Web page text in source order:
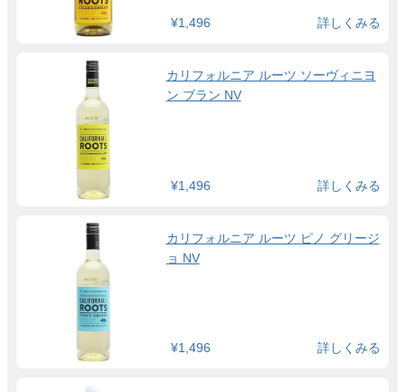
¥1,496 詳しくみる
カリフォルニア ルーツ ソーヴィニヨ
ン ブラン NV
¥1,496 詳しくみる
カリフォルニア ルーツ ピノ グリージ
ョ NV
¥1,496 詳しくみる